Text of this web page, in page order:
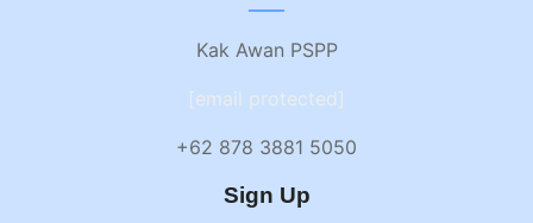
Kak Awan PSPP
[email protected]
+62 878 3881 5050
Sign Up